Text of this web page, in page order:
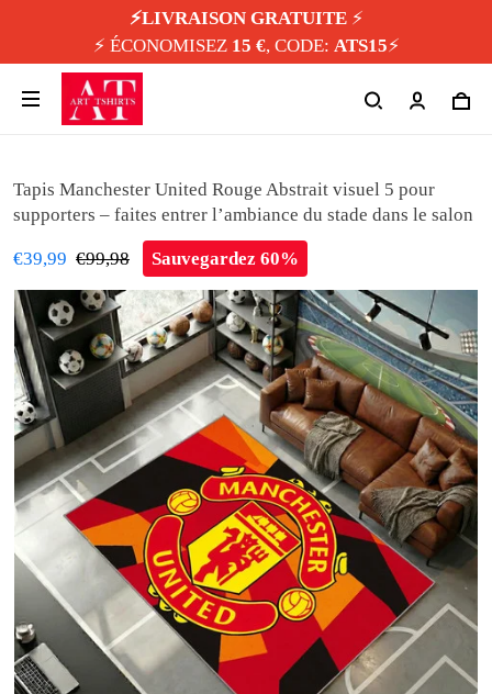
⚡️LIVRAISON GRATUITE⚡️
⚡️ ÉCONOMISEZ 15 €, CODE: ATS15⚡️
Tapis Manchester United Rouge Abstrait visuel 5 pour
supporters – faites entrer l’ambiance du stade dans le salon
€39,99 €99,98 Sauvegardez 60%